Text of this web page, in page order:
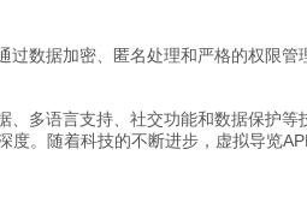
数据加密、匿名处理和严格的权限
多语言支持、社交功能和数据保护等
。随着科技的不断进步，虚拟导览